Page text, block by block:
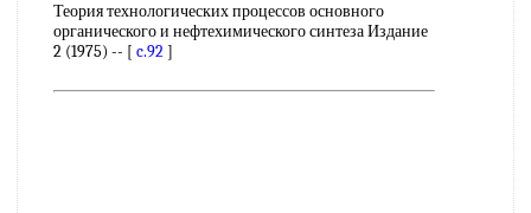
Теория технологических процессов основного
органического и нефтехимического синтеза Издание
2 (1975) -- [ c.92]